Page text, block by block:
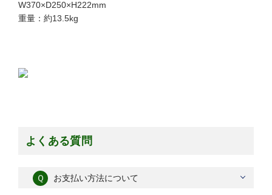
W370×D250×H222mm
重量：約13.5kg
よくある質問
Ｑ お支払い方法について